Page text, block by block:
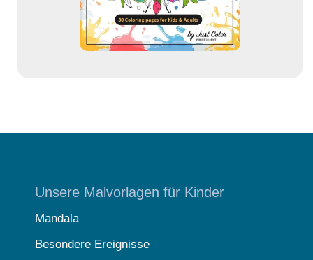
Unsere Malvorlagen für Kinder
Mandala
Besondere Ereignisse